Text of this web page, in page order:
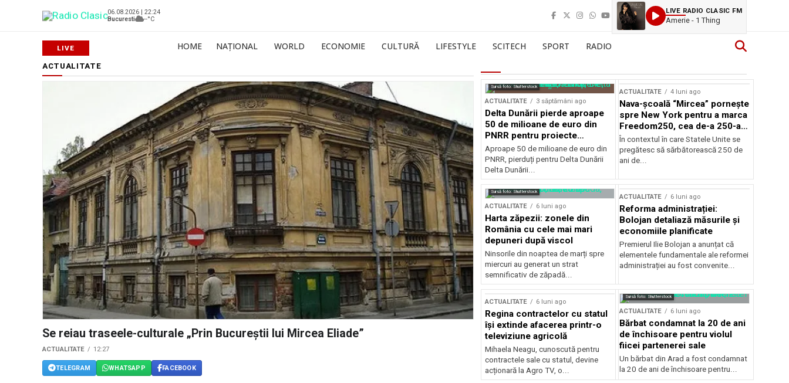
06.08.2026 | 22:24
Bucuresti
--°C
LIVE RADIO CLASIC FM
Amerie - 1 Thing
HOME NAȚIONAL WORLD ECONOMIE CULTURĂ LIFESTYLE SCITECH SPORT RADIO
ACTUALITATE
Se reiau traseele-culturale „Prin Bucureştii lui Mircea Eliade”
ACTUALITATE 12:27
TELEGRAM WHATSAPP FACEBOOK
Sursă foto: Shutterstock
ACTUALITATE 3 săptămâni ago
Delta Dunării pierde aproape
50 de milioane de euro din
PNRR pentru proiecte
esențiale
Aproape 50 de milioane de euro din
PNRR, pierduți pentru Delta Dunării
Delta Dunării...
ACTUALITATE 4 luni ago
Nava-școală “Mircea” pornește
spre New York pentru a marca
Freedom250, cea de-a 250-a
aniversare a Statelor Unite
În contextul în care Statele Unite se
pregătesc să sărbătorească 250 de
ani de...
Sursă foto: Shutterstock
ACTUALITATE 6 luni ago
Harta zăpezii: zonele din
România cu cele mai mari
depuneri după viscol
Ninsorile din noaptea de marți spre
miercuri au generat un strat
semnificativ de zăpadă...
ACTUALITATE 6 luni ago
Reforma administrației:
Bolojan detaliază măsurile și
economiile planificate
Premierul Ilie Bolojan a anunțat că
elementele fundamentale ale reformei
administrației au fost convenite...
ACTUALITATE 6 luni ago
Regina contractelor cu statul
își extinde afacerea printr-o
televiziune agricolă
Mihaela Neagu, cunoscută pentru
contractele sale cu statul, devine
acționară la Agro TV, o...
Sursă foto: Shutterstock
ACTUALITATE 6 luni ago
Bărbat condamnat la 20 de ani
de închisoare pentru violul
fiicei partenerei sale
Un bărbat din Arad a fost condamnat
la 20 de ani de închisoare pentru...